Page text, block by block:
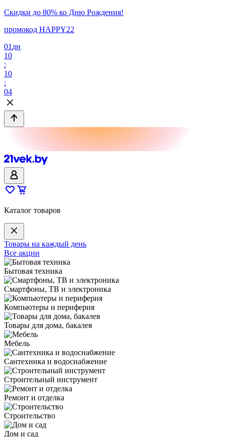
Скидки до 80% ко Дню Рождения!
промокод HAPPY22
01 дн
10
:
10
:
04
Каталог товаров
Товары на каждый день
Все акции
Бытовая техника
Смартфоны, ТВ и электроника
Компьютеры и периферия
Товары для дома, бакалея
Мебель
Сантехника и водоснабжение
Строительный инструмент
Ремонт и отделка
Строительство
Дом и сад